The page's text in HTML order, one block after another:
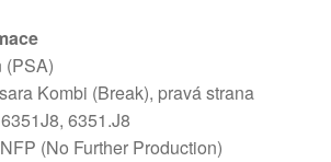
(PSA)
Kombi (Break), pravá strana
6351J8, 6351.J8
(No Further Production)